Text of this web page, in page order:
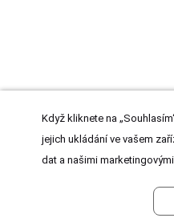
Když kliknete na
jejich ukládání ve vašem
dat a našimi